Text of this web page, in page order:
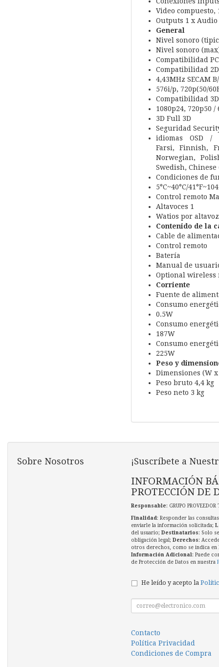
Video compuesto,
Outputs 1 x Audio
General
Nivel sonoro
Nivel sonoro
Compatibilidad PC
Compatibilidad 2D
4,43MHz SECAM
576i/p, 720p(50/
Compatibilidad
1080p24, 720p50
3D Full 3D
Seguridad
idiomas OSD /
Farsi,Finnish,
Norwegian,
Swedish, Chinese
Condiciones de
5°C~40°C/
Control remoto
Altavoces 1
Watios por
Contenido de la
Cable de
Control remoto
Batería
Manual de
Optional wireless
Corriente
Fuente de
Consumo
0.5W
Consumo
187W
Consumo
225W
Peso y
Dimensiones (W x
Peso bruto 4,4 kg
Peso neto 3 kg
Sobre Nosotros ¡Suscríbete a
INFORMACIÓN
PROTECCIÓN DE
Responsable: GRUPO
Finalidad : Responder las
enviarle la información solicitada;
del usuario; Destinatarios: Solo
obligación legal; Derechos:
otros derechos, como se indica en
Información Adicional : Puede
de Protección de Datos en nuestra
He leído y acepto la
Contacto
Política Privacidad
Condiciones de Compra